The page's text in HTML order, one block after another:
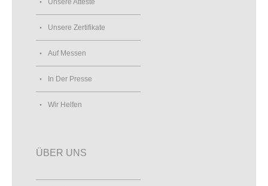
Unsere Zertifikate
Auf Messen
In Der Presse
Wir Helfen
ÜBER UNS